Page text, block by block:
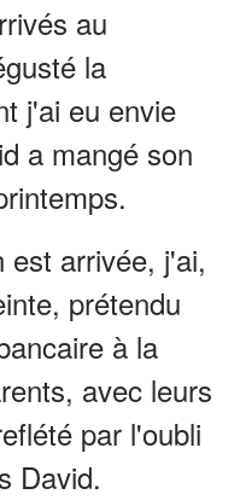
au
la
j'ai eu envie
a mangé son
est arrivée, j'ai,
prétendu
à la
avec leurs
par l'oubli
David.